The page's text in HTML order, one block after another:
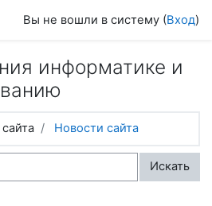
Вы не вошли в систему (Вход)
информатике и
Новости сайта
Искать